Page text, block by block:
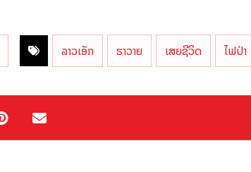
ລາວເອັກ ຮາວາຍ ເສຍຊີວິດ ໄຟປ່າ